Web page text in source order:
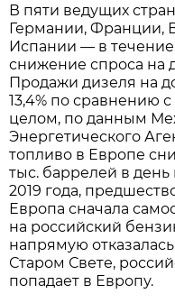
В пяти ведущих
Германии, Франции,
Испании — в течение
снижение спроса на
Продажи дизеля на
13,4% по сравнению
целом, по данным
Энергетического
топливо в Европе
тыс. баррелей в
2019 года,
Европа сначала
на российский
напрямую
Старом Свете,
попадает в Европу.